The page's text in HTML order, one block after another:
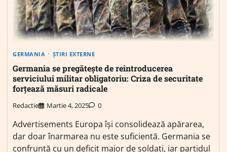
GERMANIA ȘTIRI EXTERNE
Germania se pregătește de reintroducerea
serviciului militar obligatoriu: Criza de securitate
forțează măsuri radicale
Redactie Martie 4, 2025 0
Advertisements Europa își consolidează apărarea,
dar doar înarmarea nu este suficientă. Germania se
confruntă cu un deficit major de soldați, iar partidul